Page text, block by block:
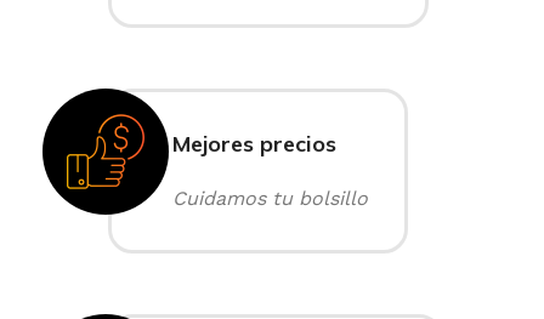
Mejores precios
Cuidamos tu bolsillo